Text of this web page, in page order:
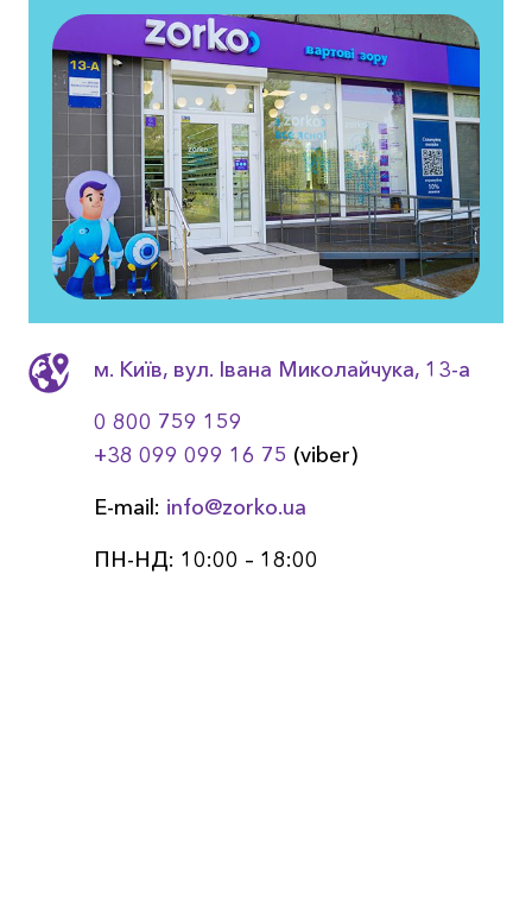
м. Київ, вул. Івана Миколайчука, 13-a
0 800 759 159
+38 099 099 16 75 (viber)
E-mail: info@zorko.ua
ПН-НД: 10:00 – 18:00